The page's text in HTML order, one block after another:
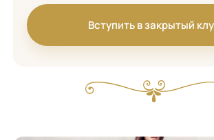
Вступить в закрытый